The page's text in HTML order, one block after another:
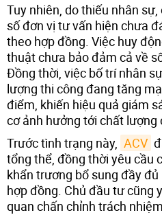
Tuy nhiên, do thiếu nhân
số đơn vị tư vấn hiện chưa
theo hợp đồng. Việc huy
thuật chưa bảo đảm cả về
Đồng thời, việc bố trí nhân
lượng thi công đang tăng
điểm, khiến hiệu quả giám
cơ ảnh hưởng tới chất lượng
Trước tình trạng này, ACV
tổng thể, đồng thời yêu cầu
khẩn trương bổ sung đầy
hợp đồng. Chủ đầu tư cũng
quan chấn chỉnh trách